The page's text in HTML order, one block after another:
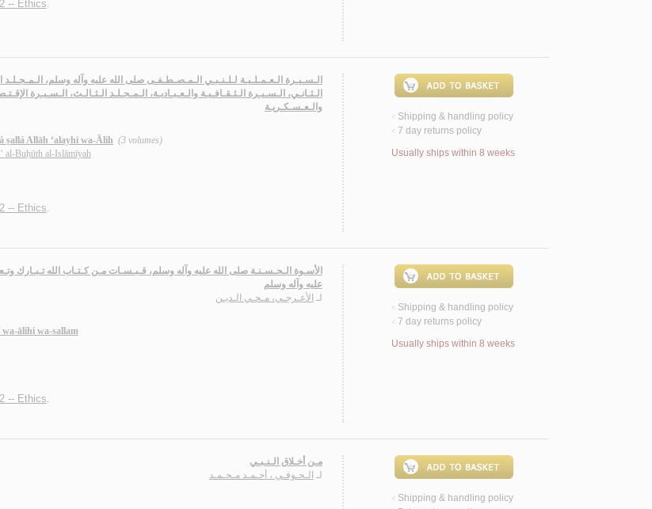
-- Ethics.
الـسـيـرة الـعـمـلـيـة لـلـنـبـي الـمـصـطـفـى صلى الله عليه وآله وسلم، الـمـجـلـد
الـثـانـي، الـسـيـرة الـثـقـافـيـة والـعـبـاديـة، الـمـجـلـد الـثـالـث، الـسـيـرة
والـعـسـكـريـة
ṣallá Allāh ‘alayhi wa-Ālih (3 volumes)
al-Buḥūth al-Islāmīyah
-- Ethics.
< Shipping & handling policy
< 7 day returns policy
Usually ships within 8 weeks
الأسـوة الـحـسـنـة صلى الله عليه وآله وسلم، قـبـسـات مـن كـتـاب الله تـبـارك
عليه وآله وسلم
لـ الأعـرجـي، مـحـي الـديـن
wa-ālihi wa-sallam
-- Ethics.
< Shipping & handling policy
< 7 day returns policy
Usually ships within 8 weeks
مـن أخـلاق الـنـبـي
لـ الـحـوفـي ، أحـمـد مـحـمـد
< Shipping & handling policy